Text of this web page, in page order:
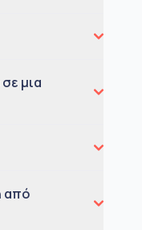
μια
από